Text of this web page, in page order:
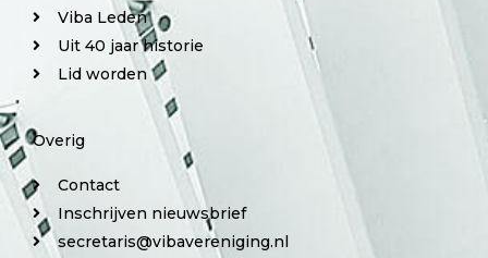
Viba Leden
Uit 40 jaar historie
Lid worden
Overig
Contact
Inschrijven nieuwsbrief
secretaris@vibavereniging.nl